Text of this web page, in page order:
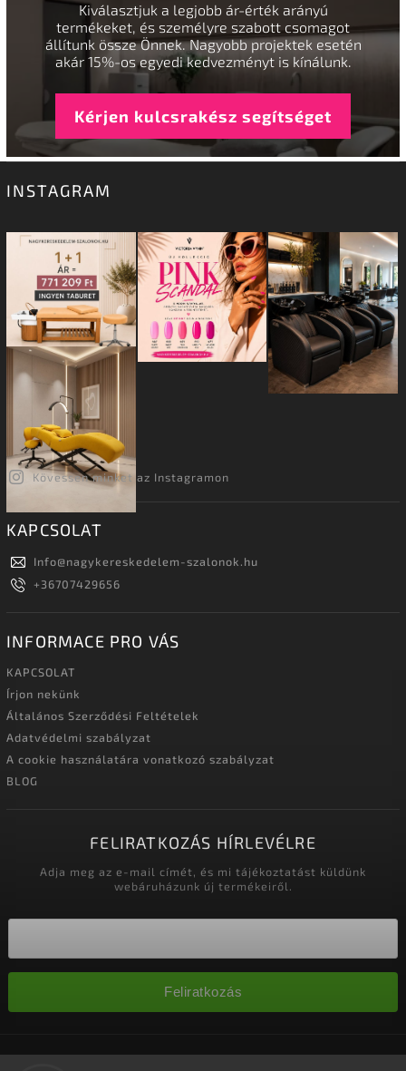
Kiválasztjuk a legjobb ár-érték arányú
termékeket, és személyre szabott csomagot
állítunk össze Önnek. Nagyobb projektek esetén
akár 15%-os egyedi kedvezményt is kínálunk.
Kérjen kulcsrakész segítséget
INSTAGRAM
Kövessen minket az Instagramon
KAPCSOLAT
Info@nagykereskedelem-szalonok.hu
+36707429656
INFORMACE PRO VÁS
KAPCSOLAT
Írjon nekünk
Általános Szerződési Feltételek
Adatvédelmi szabályzat
A cookie használatára vonatkozó szabályzat
BLOG
FELIRATKOZÁS HÍRLEVÉLRE
Adja meg az e-mail címét, és mi tájékoztatást küldünk
webáruházunk új termékeiről.
Feliratkozás